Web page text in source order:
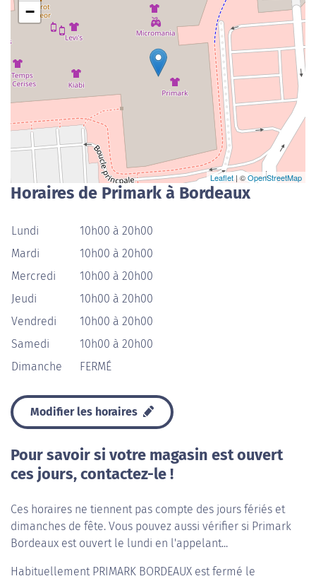
−
Leaflet | ©OpenStreetMap
Horaires de Primark à Bordeaux
Lundi
10h00 à 20h00
Mardi
10h00 à 20h00
Mercredi
10h00 à 20h00
Jeudi
10h00 à 20h00
Vendredi
10h00 à 20h00
Samedi
10h00 à 20h00
Dimanche
FERMÉ
Modifier les horaires
Pour savoir si votre magasin est ouvert
ces jours, contactez-le !
Ces horaires ne tiennent pas compte des jours fériés et
dimanches de fête. Vous pouvez aussi vérifier si Primark
Bordeaux est ouvert le lundi en l'appelant...
Habituellement PRIMARK BORDEAUX est fermé le